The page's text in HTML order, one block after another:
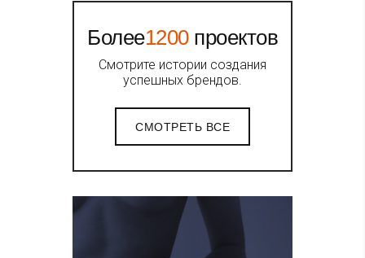
Более1200проектов
Смотрите истории создания
успешных брендов.
СМОТРЕТЬ ВСЕ